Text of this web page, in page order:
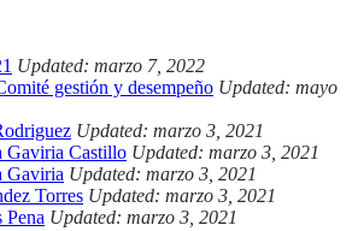
Updated: marzo 7, 2022
gestión y desempeño Updated: mayo
Updated: marzo 3, 2021
Gaviria Castillo Updated: marzo 3, 2021
Gaviria Updated: marzo 3, 2021
Torres Updated: marzo 3, 2021
Updated: marzo 3, 2021